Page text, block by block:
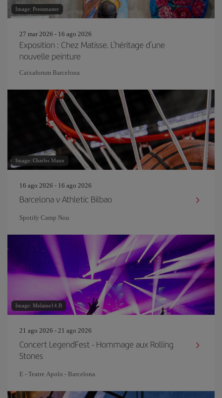
Image: Pressmaster
27 mar 2026 - 16 ago 2026
Exposition : Chez Matisse. L'héritage d'une
nouvelle peinture
Caixaforum Barcelona
Image: Charles Mann
16 ago 2026 - 16 ago 2026
Barcelona v Athletic Bilbao
Spotify Camp Nou
Image: Melaine14.B
21 ago 2026 - 21 ago 2026
Concert LegendFest - Hommage aux Rolling
Stones
E - Teatre Apolo - Barcelona